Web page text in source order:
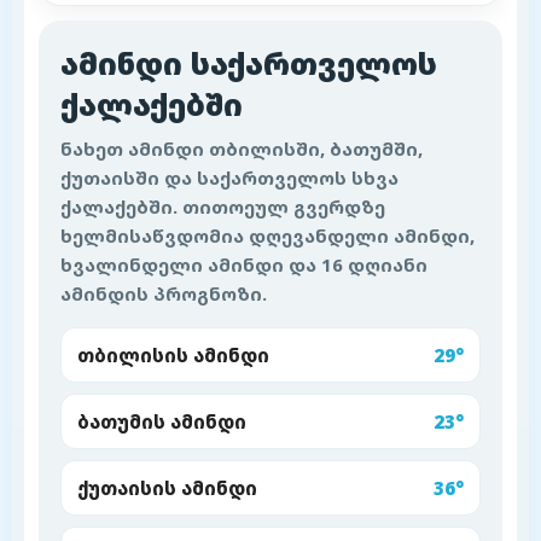
ამინდი საქართველოს
ქალაქებში
ნახეთ ამინდი თბილისში, ბათუმში,
ქუთაისში და საქართველოს სხვა
ქალაქებში. თითოეულ გვერდზე
ხელმისაწვდომია დღევანდელი ამინდი,
ხვალინდელი ამინდი და 16 დღიანი
ამინდის პროგნოზი.
თბილისის ამინდი 29°
ბათუმის ამინდი 23°
ქუთაისის ამინდი 36°